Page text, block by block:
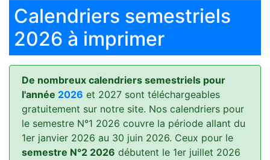
Calendriers semestriels
2026 à imprimer
De nombreux calendriers semestriels pour
l'année 2026 et 2027 sont téléchargeables
gratuitement sur notre site. Nos calendriers pour
le semestre N°1 2026 couvre la période allant du
1er janvier 2026 au 30 juin 2026. Ceux pour le
semestre N°2 2026 débutent le 1er juillet 2026